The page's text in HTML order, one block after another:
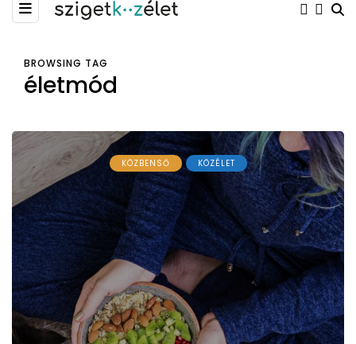
BROWSING TAG
életmód
KÖZBENSŐ KÖZÉLET